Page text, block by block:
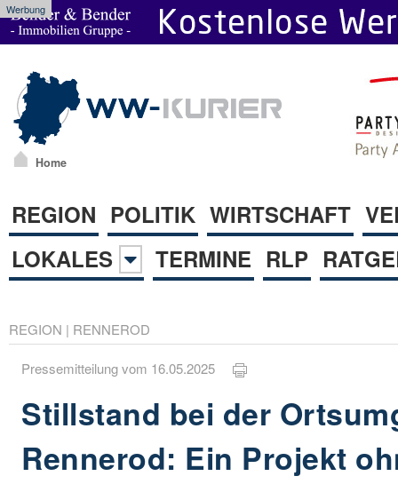
Werbung
Home
REGION POLITIK WIRTSCHAFT
LOKALES
TERMINE RLP
REGION | RENNEROD
Pressemitteilung vom 16.05.2025
Stillstand bei der
Rennerod: Ein Projekt